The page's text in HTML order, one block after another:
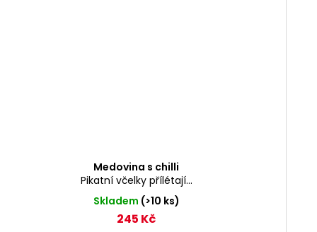
Medovina s chilli
Pikatní včelky přílétají...
Skladem (>10 ks)
245 Kč